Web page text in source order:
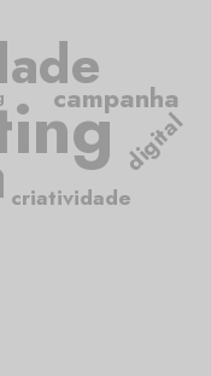
criatividade
campanha
digital